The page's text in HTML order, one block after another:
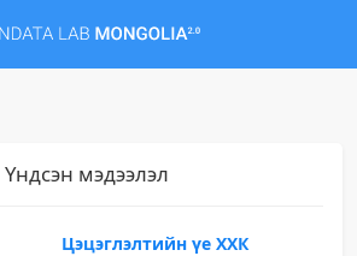
Үндсэн мэдээлэл
Цэцэглэлтийн үе ХХК